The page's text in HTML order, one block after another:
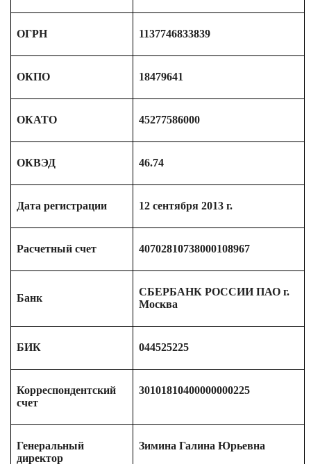
ОГРН 1137746833839
ОКПО 18479641
ОКАТО 45277586000
ОКВЭД 46.74
Дата регистрации 12 сентября 2013 г.
Расчетный счет 40702810738000108967
Банк
СБЕРБАНК РОССИИ ПАО г.
Москва
БИК 044525225
Корреспондентский
счет
30101810400000000225
Генеральный
директор
Зимина Галина Юрьевна